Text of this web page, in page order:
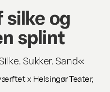
silke og
splint
Sukker. Sand«
x Helsingør Teater,